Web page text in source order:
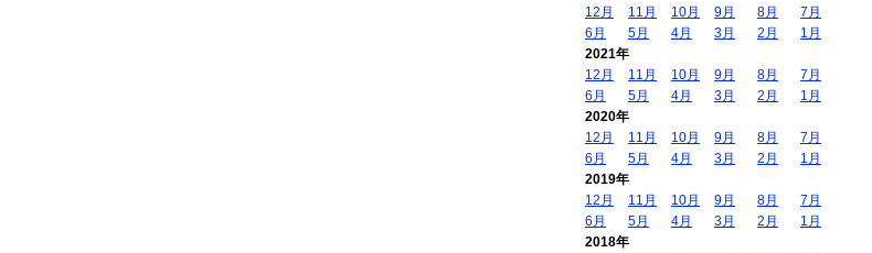
12月
11月 10月 9月 8月
7月
6月
5月 4月 3月 2月
1月
2021年
12月
11月 10月 9月 8月
7月
6月
5月 4月 3月 2月
1月
2020年
12月
11月 10月 9月 8月
7月
6月
5月 4月 3月 2月
1月
2019年
12月
11月 10月 9月 8月
7月
6月
5月 4月 3月 2月
1月
2018年